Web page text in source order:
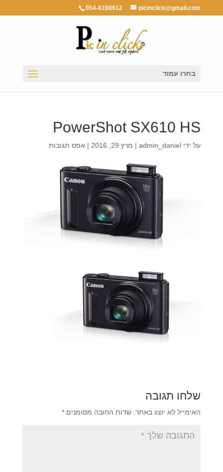
054-8198612 picinclick@gmail.com
בחרו עמוד
PowerShot SX610 HS
על ידי admin_daniel
| מרץ 29, 2016 | אפס תגובות
שלחו תגובה
האימייל לא יוצג באתר. שדות החובה מסומנים *